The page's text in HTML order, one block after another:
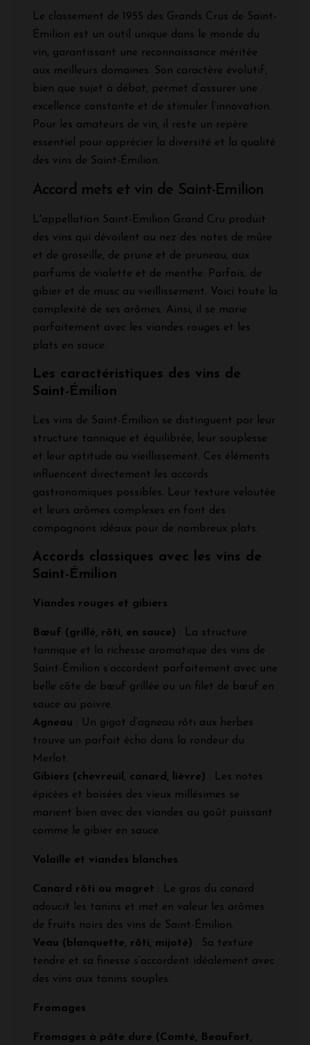
Le classement de 1955 des Grands Crus de Saint-
Émilion est un outil unique dans le monde du
vin, garantissant une reconnaissance méritée
aux meilleurs domaines. Son caractère évolutif,
bien que sujet à débat, permet d’assurer une
excellence constante et de stimuler l’innovation.
Pour les amateurs de vin, il reste un repère
essentiel pour apprécier la diversité et la qualité
des vins de Saint-Émilion.
Accord mets et vin de Saint-Emilion
L'appellation Saint-Emilion Grand Cru produit
des vins qui dévoilent au nez des notes de mûre
et de groseille, de prune et de pruneau, aux
parfums de violette et de menthe. Parfois, de
gibier et de musc au vieillissement. Voici toute la
complexité de ses arômes. Ainsi, il se marie
parfaitement avec les viandes rouges et les
plats en sauce.
Les caractéristiques des vins de
Saint-Émilion
Les vins de Saint-Émilion se distinguent par leur
structure tannique et équilibrée, leur souplesse
et leur aptitude au vieillissement. Ces éléments
influencent directement les accords
gastronomiques possibles. Leur texture veloutée
et leurs arômes complexes en font des
compagnons idéaux pour de nombreux plats.
Accords classiques avec les vins de
Saint-Émilion
Viandes rouges et gibiers
Bœuf (grillé, rôti, en sauce) : La structure
tannique et la richesse aromatique des vins de
Saint-Émilion s’accordent parfaitement avec une
belle côte de bœuf grillée ou un filet de bœuf en
sauce au poivre.
Agneau : Un gigot d’agneau rôti aux herbes
trouve un parfait écho dans la rondeur du
Merlot.
Gibiers (chevreuil, canard, lièvre) : Les notes
épicées et boisées des vieux millésimes se
marient bien avec des viandes au goût puissant
comme le gibier en sauce.
Volaille et viandes blanches
Canard rôti ou magret : Le gras du canard
adoucit les tanins et met en valeur les arômes
de fruits noirs des vins de Saint-Émilion.
Veau (blanquette, rôti, mijoté) : Sa texture
tendre et sa finesse s’accordent idéalement avec
des vins aux tanins souples.
Fromages
Fromages à pâte dure (Comté, Beaufort,